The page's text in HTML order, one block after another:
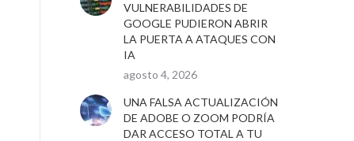
VULNERABILIDADES DE
GOOGLE PUDIERON ABRIR
LA PUERTA A ATAQUES CON
IA
agosto 4, 2026
UNA FALSA ACTUALIZACIÓN
DE ADOBE O ZOOM PODRÍA
DAR ACCESO TOTAL A TU